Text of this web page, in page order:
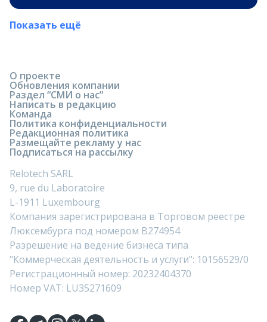
Показать ещё
О проекте
Обновления компании
Раздел “СМИ о нас”
Написать в редакцию
Команда
Политика конфиденциальности
Редакционная политика
Размещайте рекламу у нас
Подписаться на рассылку
Relotech SARL
9, rue du Laboratoire
L-1911 Luxembourg
Компания зарегистрирована в Торговом реестре
Люксембурга под номером B274954
Разрешение на ведение бизнеса типа
"Коммерческая деятельность и услуги": 10156529/0
Регистрационный номер: 20232404370
Номер VAT: LU35271609